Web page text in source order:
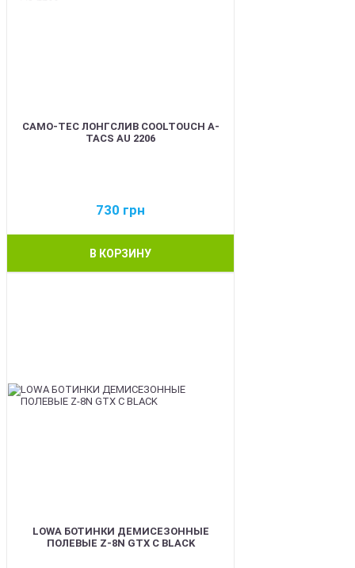
CAMO-TEC ЛОНГСЛИВ COOLTOUCH A-
TACS AU 2206
730 грн
В КОРЗИНУ
LOWA БОТИНКИ ДЕМИСЕЗОННЫЕ
ПОЛЕВЫЕ Z-8N GTX C BLACK